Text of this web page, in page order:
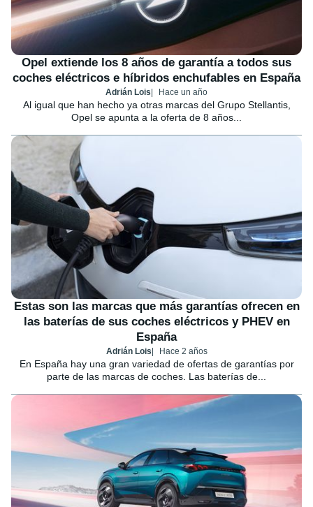
Opel extiende los 8 años de garantía a todos sus
coches eléctricos e híbridos enchufables en España
Adrián Lois Hace un año
Al igual que han hecho ya otras marcas del Grupo Stellantis,
Opel se apunta a la oferta de 8 años...
Estas son las marcas que más garantías ofrecen en
las baterías de sus coches eléctricos y PHEV en
España
Adrián Lois Hace 2 años
En España hay una gran variedad de ofertas de garantías por
parte de las marcas de coches. Las baterías de...